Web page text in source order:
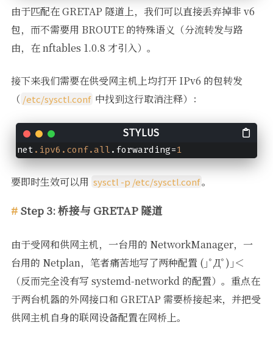
由于匹配在 GRETAP 隧道上，我们可以直接丢弃掉非 v6
包，而不需要用 BROUTE 的特殊语义（分流转发与路
由，在 nftables 1.0.8 才引入）。
接下来我们需要在供受网主机上均打开 IPv6 的包转发
（ /etc/sysctl.conf 中找到这行取消注释）：
net .ipv6 .conf.all .forwarding=1
要即时生效可以用 sysctl -p /etc/sysctl.conf。
Step 3: 桥接与 GRETAP 隧道
由于受网和供网主机，一台用的 NetworkManager，一
台用的 Netplan，笔者痛苦地写了两种配置 (｣ﾟДﾟ)｣＜
（反而完全没有写 systemd-networkd 的配置）。重点在
于两台机器的外网接口和 GRETAP 需要桥接起来，并把受
供网主机自身的联网设备配置在网桥上。